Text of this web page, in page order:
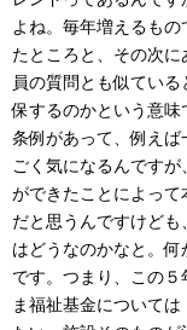
よね。毎年増えるも
たところと、その次
員の質問とも似てい
保するのかという意
条例があって、例え
ごく気になるんです
ができたことによっ
だと思うんですけど
はどうなのかなと。
です。つまり、この
ま福祉基金について